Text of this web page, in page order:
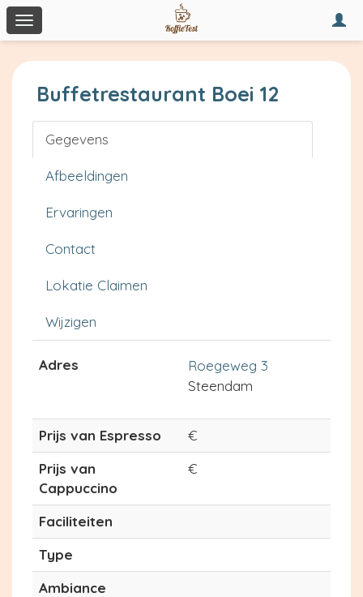
Toggle
navigation
Buffetrestaurant Boei 12
Gegevens
Afbeeldingen
Ervaringen
Contact
Lokatie Claimen
Wijzigen
Adres
Roegeweg 3
Steendam
Prijs van Espresso
€
Prijs van
Cappuccino
€
Faciliteiten
Type
Ambiance